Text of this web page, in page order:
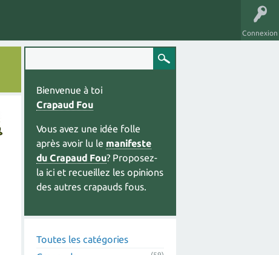
Connexion
Bienvenue à toi
Crapaud Fou
Vous avez une idée folle
après avoir lu le manifeste
du Crapaud Fou? Proposez-
la ici et recueillez les opinions
des autres crapauds fous.
Toutes les catégories